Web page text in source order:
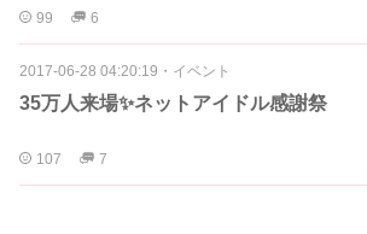
99 6
2017-06-28 04:20:19 ・ イベント
35万人来場✨ネットアイドル感謝祭
107 7